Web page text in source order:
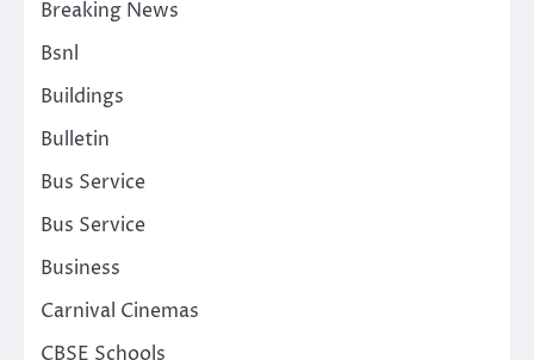
Breaking News
Bsnl
Buildings
Bulletin
Bus Service
Bus Service
Business
Carnival Cinemas
CBSE Schools